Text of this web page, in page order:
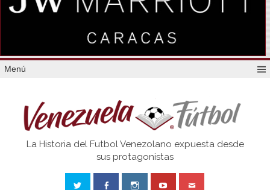
Menú
Venezuela
La Historia del Futbol Venezolano expuesta desde
sus protagonistas